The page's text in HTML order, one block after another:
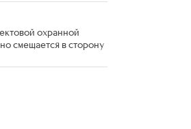
охранной
смещается в сторону